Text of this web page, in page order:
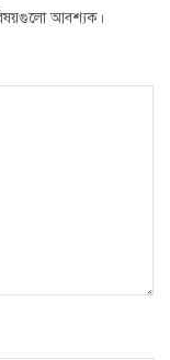
আবশ্যক।